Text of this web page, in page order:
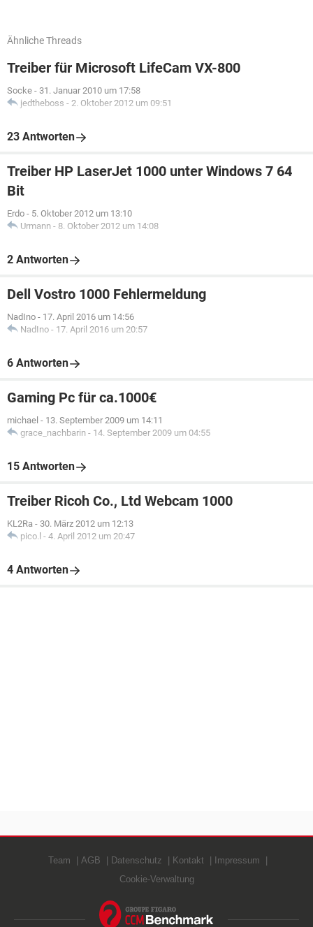
Ähnliche Threads
Treiber für Microsoft LifeCam VX-800
Socke - 31. Januar 2010 um 17:58
jedtheboss - 2. Oktober 2012 um 09:51
23 Antworten
Treiber HP LaserJet 1000 unter Windows 7 64
Bit
Erdo - 5. Oktober 2012 um 13:10
Urmann - 8. Oktober 2012 um 14:08
2 Antworten
Dell Vostro 1000 Fehlermeldung
NadIno - 17. April 2016 um 14:56
NadIno - 17. April 2016 um 20:57
6 Antworten
Gaming Pc für ca.1000€
michael - 13. September 2009 um 14:11
grace_nachbarin - 14. September 2009 um 04:55
15 Antworten
Treiber Ricoh Co., Ltd Webcam 1000
KL2Ra - 30. März 2012 um 12:13
pico.l - 4. April 2012 um 20:47
4 Antworten
Team AGB Datenschutz Kontakt
Impressum
Cookie-Verwaltung